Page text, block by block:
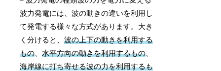
波力発電には、波の動きの違いを利用し
て発電する様々な方式があります。大き
く分けると、波の上下の動きを利用する
もの 、水平方向の動きを利用するもの
海岸線に打ち寄せる波の力を利用するも